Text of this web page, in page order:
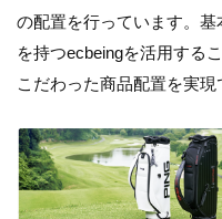
の配置を行っています。
を持つecbeingを活用する
こだわった商品配置を実現